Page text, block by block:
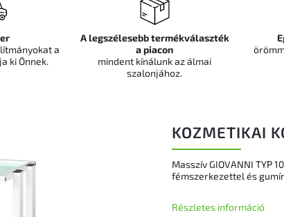
KOZMETIKAI
Masszív GIOVANNI TYP
fémszerkezettel és
Részletes információ
a
ki Önnek.
A legszélesebb termékválaszték
a piacon
mindent kínálunk az álmai
szalonjához.